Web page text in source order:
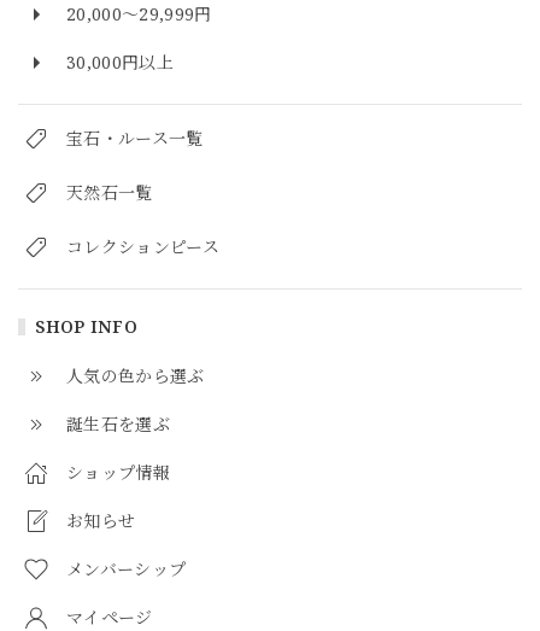
20,000～29,999円
30,000円以上
宝石・ルース一覧
天然石一覧
コレクションピース
SHOP INFO
人気の色から選ぶ
誕生石を選ぶ
ショップ情報
お知らせ
メンバーシップ
マイページ